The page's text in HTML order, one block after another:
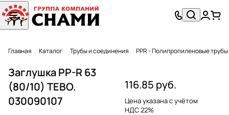
Главная Каталог Трубы и соединения PPR - Полипропиленовые
Заглушка PP-R 63
(80/10) TEBO.
030090107
116.85 руб.
Цена указана с учётом
НДС 22%